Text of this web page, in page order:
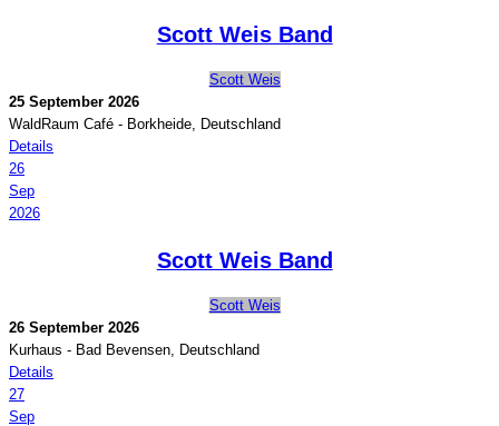
Scott Weis Band
Scott Weis
25 September 2026
WaldRaum Café - Borkheide, Deutschland
Details
26
Sep
2026
Scott Weis Band
Scott Weis
26 September 2026
Kurhaus - Bad Bevensen, Deutschland
Details
27
Sep